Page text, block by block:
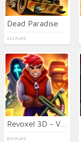
Dead Paradise
222 PLAYS
Revoxel 3D - Voxel RPG Shooter
870 PLAYS